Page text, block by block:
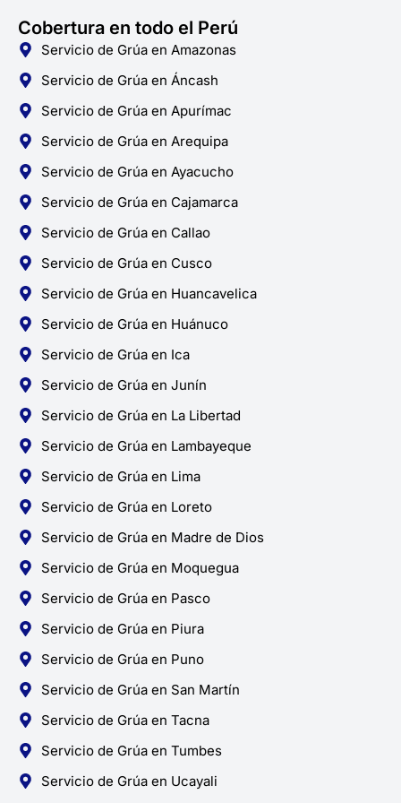
Cobertura en todo el Perú
Servicio de Grúa en Amazonas
Servicio de Grúa en Áncash
Servicio de Grúa en Apurímac
Servicio de Grúa en Arequipa
Servicio de Grúa en Ayacucho
Servicio de Grúa en Cajamarca
Servicio de Grúa en Callao
Servicio de Grúa en Cusco
Servicio de Grúa en Huancavelica
Servicio de Grúa en Huánuco
Servicio de Grúa en Ica
Servicio de Grúa en Junín
Servicio de Grúa en La Libertad
Servicio de Grúa en Lambayeque
Servicio de Grúa en Lima
Servicio de Grúa en Loreto
Servicio de Grúa en Madre de Dios
Servicio de Grúa en Moquegua
Servicio de Grúa en Pasco
Servicio de Grúa en Piura
Servicio de Grúa en Puno
Servicio de Grúa en San Martín
Servicio de Grúa en Tacna
Servicio de Grúa en Tumbes
Servicio de Grúa en Ucayali